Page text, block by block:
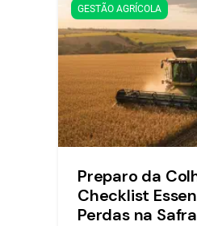
GESTÃO AGRÍCOLA
Preparo da
Checklist
Perdas na Safra